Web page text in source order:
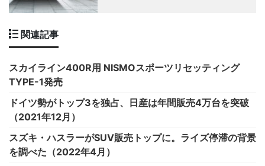
関連記事
スカイライン400R用 NISMOスポーツリセッティング
TYPE-1発売
ドイツ勢がトップ3を独占、日産は年間販売4万台を突破
（2021年12月）
スズキ・ハスラーがSUV販売トップに。ライズ停滞の背景
を調べた（2022年4月）